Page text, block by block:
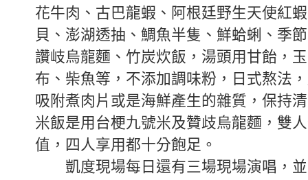
花牛肉、古巴龍蝦、阿根廷野生天使紅
貝、澎湖透抽、鯛魚半隻、鮮蛤蜊、季
讚岐烏龍麵、竹炭炊飯，湯頭用甘飴，
布、柴魚等，不添加調味粉，日式熬法
吸附煮肉片或是海鮮產生的雜質，保持
米飯是用台梗九號米及贊歧烏龍麵，雙
值，四人享用都十分飽足。
凱度現場每日還有三場現場演唱，並